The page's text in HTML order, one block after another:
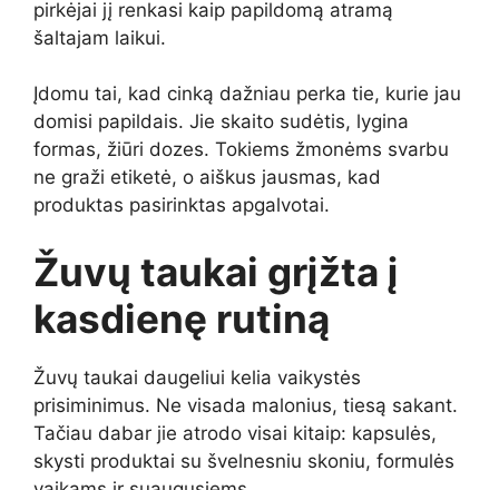
pirkėjai jį renkasi kaip papildomą atramą
šaltajam laikui.
Įdomu tai, kad cinką dažniau perka tie, kurie jau
domisi papildais. Jie skaito sudėtis, lygina
formas, žiūri dozes. Tokiems žmonėms svarbu
ne graži etiketė, o aiškus jausmas, kad
produktas pasirinktas apgalvotai.
Žuvų taukai grįžta į
kasdienę rutiną
Žuvų taukai daugeliui kelia vaikystės
prisiminimus. Ne visada malonius, tiesą sakant.
Tačiau dabar jie atrodo visai kitaip: kapsulės,
skysti produktai su švelnesniu skoniu, formulės